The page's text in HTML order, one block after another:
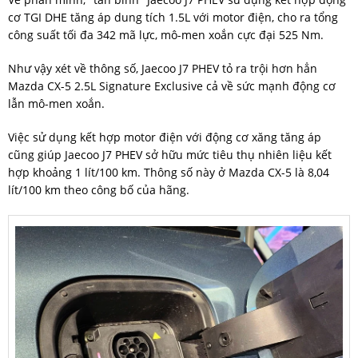
cơ TGI DHE tăng áp dung tích 1.5L với motor điện, cho ra tổng
công suất tối đa 342 mã lực, mô-men xoắn cực đại 525 Nm.
Như vậy xét về thông số, Jaecoo J7 PHEV tỏ ra trội hơn hẳn
Mazda CX-5 2.5L Signature Exclusive cả về sức mạnh động cơ
lẫn mô-men xoắn.
Việc sử dụng kết hợp motor điện với động cơ xăng tăng áp
cũng giúp Jaecoo J7 PHEV sở hữu mức tiêu thụ nhiên liệu kết
hợp khoảng 1 lít/100 km. Thông số này ở Mazda CX-5 là 8,04
lít/100 km theo công bố của hãng.